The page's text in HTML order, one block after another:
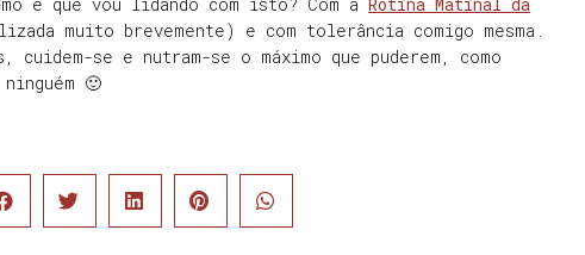
muito brevemente) e com tolerância comigo mesma.
se e nutram-se o máximo que puderem, como
🙂